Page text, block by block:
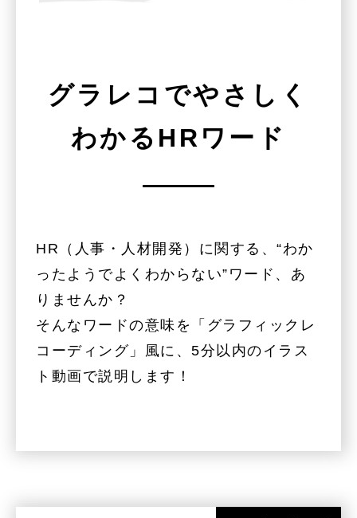
グラレコでやさしく
わかる HRワード
HR（人事・人材開発）に関する、“わか
ったようでよくわからない”ワード、あ
りませんか？
そんなワードの意味を「グラフィックレ
コーディング」風に、5分以内のイラス
ト動画で説明します！